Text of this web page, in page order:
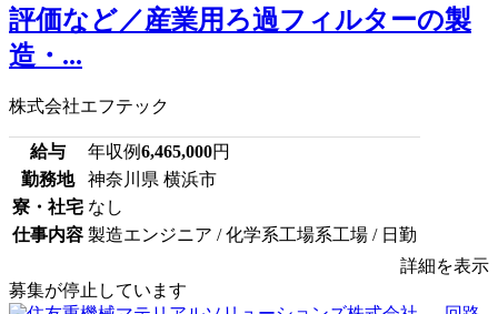
評価など／産業用ろ過フィルターの製
造・...
株式会社エフテック
給与 年収例6,465,000円
勤務地
神奈川県 横浜市
寮・社宅 なし
仕事内容 製造エンジニア / 化学系工場系工場 / 日勤
詳細を表示
募集が停止しています